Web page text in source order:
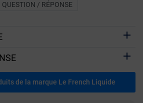
QUESTION / RÉPONSE
de la marque Le French Liquide